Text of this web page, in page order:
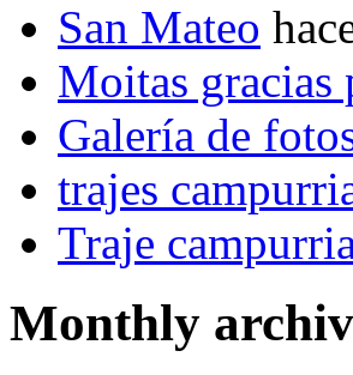
San Mateo
Moitas gracias
Galería de
trajes
Traje
Monthly